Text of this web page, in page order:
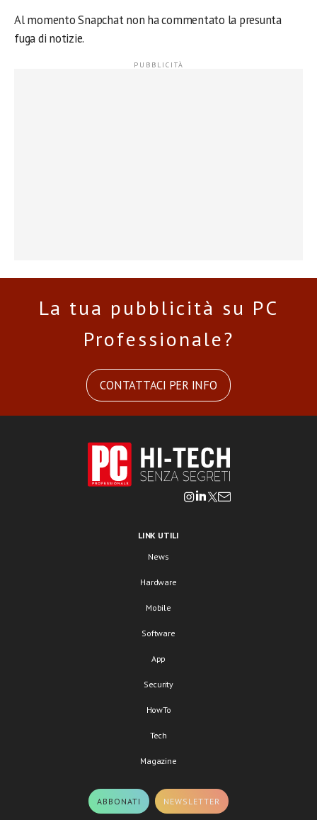
Al momento Snapchat non ha commentato la presunta
fuga di notizie.
La tua pubblicità su PC
Professionale?
CONTATTACI PER INFO
LINK UTILI
News
Hardware
Mobile
Software
App
Security
HowTo
Tech
Magazine
ABBONATI NEWSLETTER